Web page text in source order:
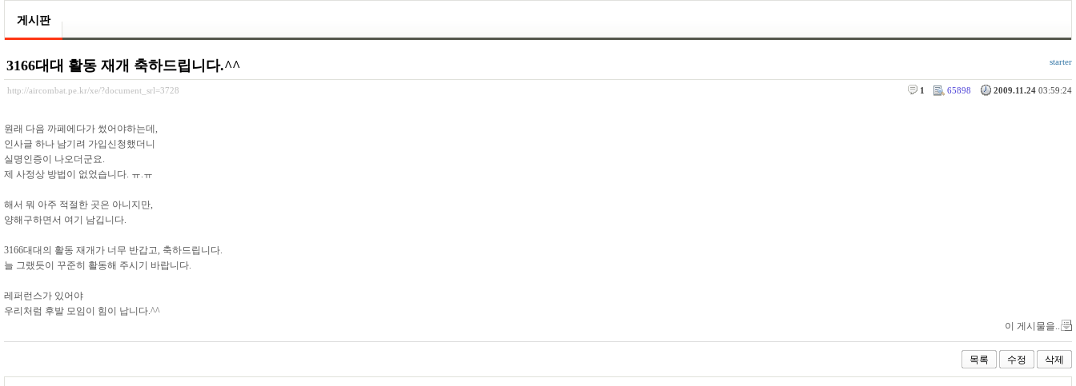
게시판
3166대대 활동 재개 축하드립니다.^^ starter
http://aircombat.pe.kr/xe/?document_srl=3728 2009.11.24 03:59:24
65898
1
원래 다음 까페에다가 썼어야하는데,
인사글 하나 남기려 가입신청했더니
실명인증이 나오더군요.
제 사정상 방법이 없었습니다. ㅠ.ㅠ
해서 뭐 아주 적절한 곳은 아니지만,
양해구하면서 여기 남깁니다.
3166대대의 활동 재개가 너무 반갑고, 축하드립니다.
늘 그랬듯이 꾸준히 활동해 주시기 바랍니다.
레퍼런스가 있어야
우리처럼 후발 모임이 힘이 납니다.^^
이 게시물을..
목록 수정 삭제